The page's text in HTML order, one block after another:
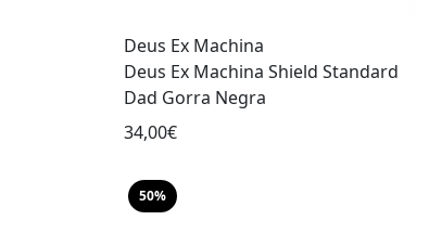
Deus Ex Machina
Deus Ex Machina Shield Standard
Dad Gorra Negra
34,00€
50%